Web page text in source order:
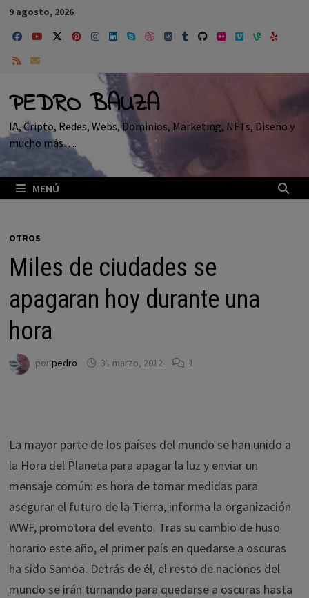
Saltar
contenido
9 agosto, 2026
PEDRO BAUZA
IA, Cripto, Redes, Webs, Dominios, Marketing, NFTs, Diseño y
mucho más….
MENÚ
OTROS
Miles de ciudades se
apagaran hoy durante una
hora
porpedro 31 marzo, 2012 1
La mayor parte de los países del mundo se han unido a
la Hora del Planeta para apagar la luz y enviar un
mensaje común: es hora de tomar medidas para
asegurar el futuro de la Tierra, informa la organización
WWF, promotora del evento. Tras su cambio de huso
horario este año, el primer país en quedarse a oscuras
ha sido Samoa. Detrás de él, el resto de naciones del
mundo se irán turnando para quedarse a oscuras hasta